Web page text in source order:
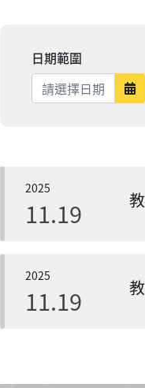
日期範圍
2025
11.19
2025
11.19